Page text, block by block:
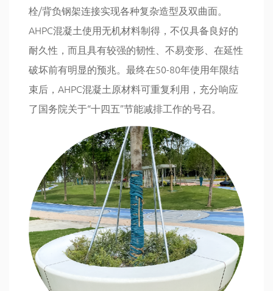
栓/背负钢架连接实现各种复杂造型及双曲面。
AHPC混凝土使用无机材料制得，不仅具备良好的
耐久性，而且具有较强的韧性、不易变形、在延性
破坏前有明显的预兆。最终在50-80年使用年限结
束后，AHPC混凝土原材料可重复利用，充分响应
了国务院关于“十四五”节能减排工作的号召。